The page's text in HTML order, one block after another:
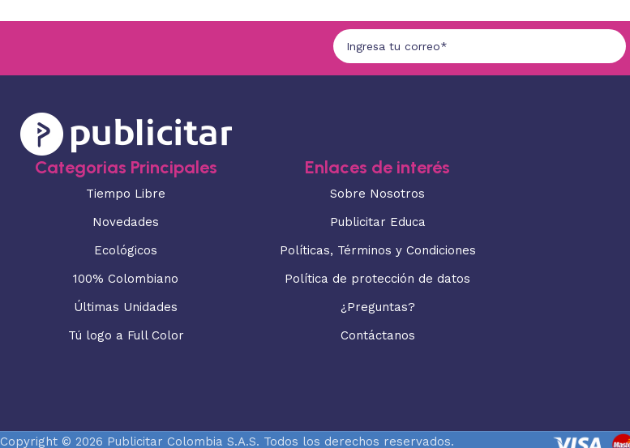
Categorias Principales
Tiempo Libre
Novedades
Ecológicos
100% Colombiano
Últimas Unidades
Tú logo a Full Color
Enlaces de interés
Sobre Nosotros
Publicitar Educa
Políticas, Términos y Condiciones
Política de protección de datos
¿Preguntas?
Contáctanos
Copyright © 2026 Publicitar Colombia S.A.S. Todos los derechos reservados.